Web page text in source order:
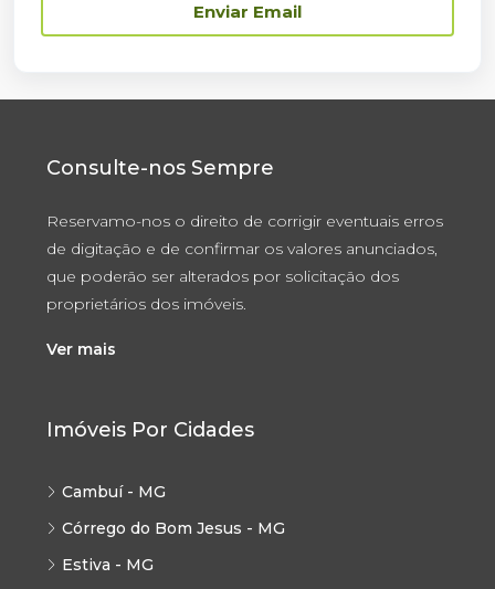
Enviar Email
Consulte-nos Sempre
Reservamo-nos o direito de corrigir eventuais erros
de digitação e de confirmar os valores anunciados,
que poderão ser alterados por solicitação dos
proprietários dos imóveis.
Ver mais
Imóveis Por Cidades
Cambuí - MG
Córrego do Bom Jesus - MG
Estiva - MG